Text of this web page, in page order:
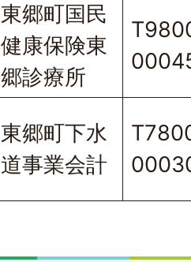
東郷町国民
健康保険東
郷診療所
東郷町下水
道事業会計